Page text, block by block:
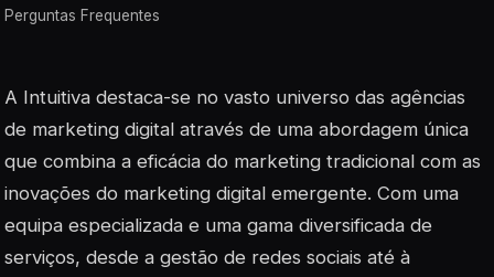
Perguntas Frequentes
A Intuitiva destaca-se no vasto universo das agências
de marketing digital através de uma abordagem única
que combina a eficácia do marketing tradicional com as
inovações do marketing digital emergente. Com uma
equipa especializada e uma gama diversificada de
serviços, desde a gestão de redes sociais até à